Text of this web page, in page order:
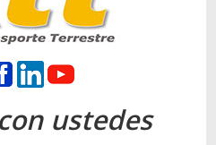
la recién estrenada Bolden en
ustedes